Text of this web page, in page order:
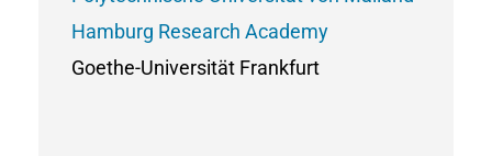
Hamburg Research Academy
Goethe-Universität Frankfurt